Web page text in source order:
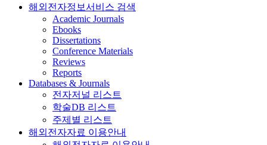
해외전자정보서비스 검색
Academic Journals
Ebooks
Dissertations
Conference Materials
Reviews
Reports
Databases & Journals
전자저널 리스트
학술DB 리스트
주제별 리스트
해외전자자료 이용안내